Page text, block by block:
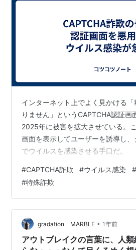
インターネット上でよく見かける
りません」というCAPTCHA認証画
2025年に被害を拡大させている。
画面を表示してユーザーを誘導し、
でウイルスを感染させる手口だ。
#CAPTCHA詐欺 #ウイルス感染
#特殊詐欺
gradation MARBLE • 1年前
アウトブレイクの言葉に、人